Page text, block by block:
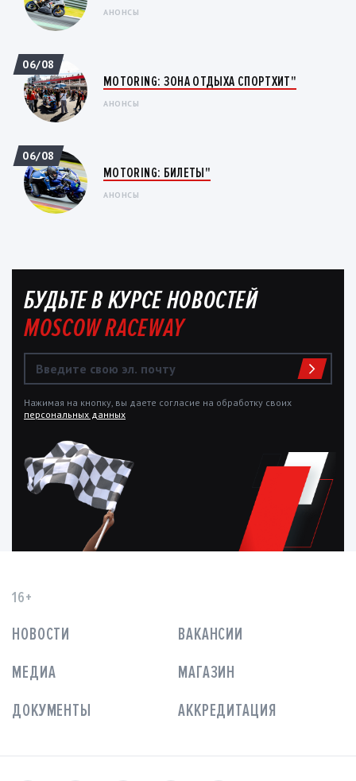
АНОНСЫ
MOTORING: ЗОНА ОТДЫХА СПОРТХИТ"
АНОНСЫ
06/08
MOTORING: БИЛЕТЫ"
АНОНСЫ
06/08
БУДЬТЕ В КУРСЕ НОВОСТЕЙ
MOSCOW RACEWAY
Нажимая на кнопку, вы даете согласие на обработку своих
персональных данных
16+
НОВОСТИ
ВАКАНСИИ
МЕДИА
МАГАЗИН
ДОКУМЕНТЫ
АККРЕДИТАЦИЯ